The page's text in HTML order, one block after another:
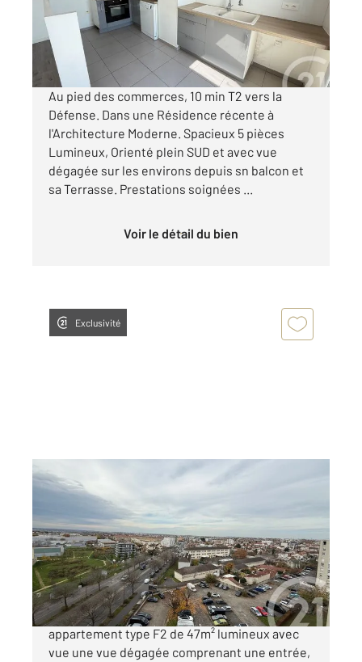
359 000 €
Visiter le site dédié
Au pied des commerces, 10 min T2 vers la
Défense. Dans une Résidence récente à
l'Architecture Moderne. Spacieux 5 pièces
Lumineux, Orienté plein SUD et avec vue
dégagée sur les environs depuis sn balcon et
sa Terrasse. Prestations soignées ...
Voir le détail du bien
Exclusivité
BEZONS 95
47 m2, 2 pièces
Ref : 11905
Appartement F2 à vendre
169 900 €
BEZONS AU PIED DU TRAMWAY, Un
appartement type F2 de 47m² lumineux avec
vue une vue dégagée comprenant une entrée,